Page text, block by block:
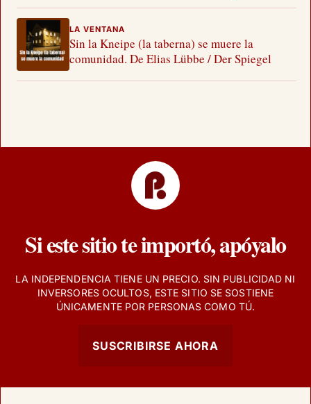
LA VENTANA
Sin la Kneipe (la taberna) se muere la
comunidad. De Elias Lübbe / Der Spiegel
Si este sitio te importó, apóyalo
LA INDEPENDENCIA TIENE UN PRECIO. SIN PUBLICIDAD NI
INVERSORES OCULTOS, ESTE SITIO SE SOSTIENE
ÚNICAMENTE POR PERSONAS COMO TÚ.
SUSCRIBIRSE AHORA